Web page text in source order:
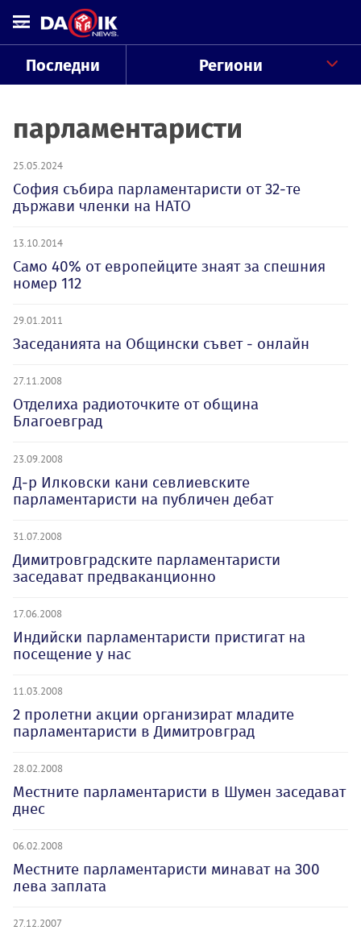
Последни Региони
парламентаристи
25.05.2024
София събира парламентаристи от 32-те
държави членки на НАТО
13.10.2014
Само 40% от европейците знаят за спешния
номер 112
29.01.2011
Заседанията на Общински съвет - онлайн
27.11.2008
Отделиха радиоточките от община
Благоевград
23.09.2008
Д-р Илковски кани севлиевските
парламентаристи на публичен дебат
31.07.2008
Димитровградските парламентаристи
заседават предваканционно
17.06.2008
Индийски парламентаристи пристигат на
посещение у нас
11.03.2008
2 пролетни акции организират младите
парламентаристи в Димитровград
28.02.2008
Местните парламентаристи в Шумен заседават
днес
06.02.2008
Местните парламентаристи минават на 300
лева заплата
27.12.2007